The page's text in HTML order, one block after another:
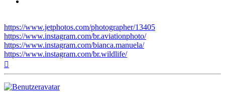
https://www.jetphotos.com/photographer/13405
https://www.instagram.com/br.aviationphoto/
https://www.instagram.com/bianca.manuela/
https://www.instagram.com/br.wildlife/